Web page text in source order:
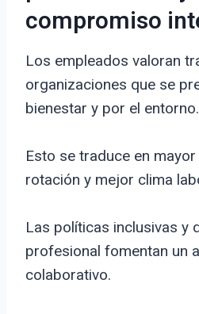
compromiso
Los empleados valoran
organizaciones que se
bienestar y por el entorno.
Esto se traduce en
rotación y mejor clima
Las políticas inclusivas y
profesional fomentan un
colaborativo.